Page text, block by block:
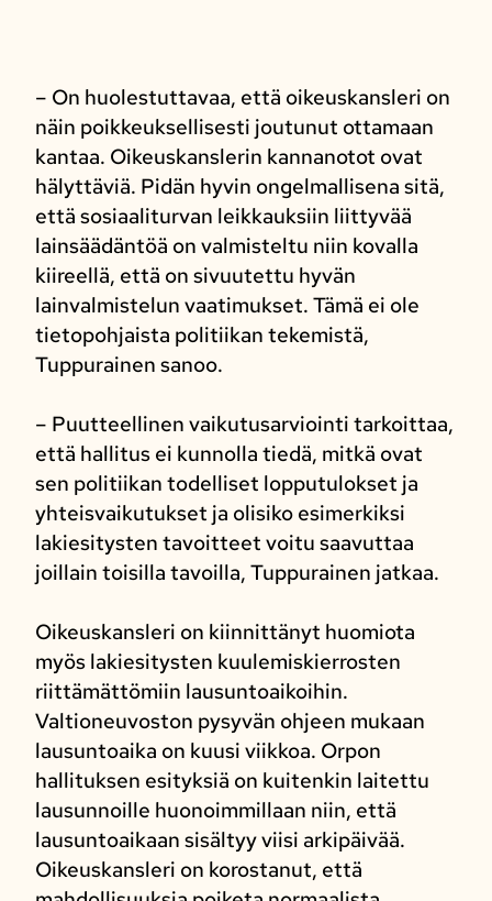
– On huolestuttavaa, että oikeuskansleri on
näin poikkeuksellisesti joutunut ottamaan
kantaa. Oikeuskanslerin kannanotot ovat
hälyttäviä. Pidän hyvin ongelmallisena sitä,
että sosiaaliturvan leikkauksiin liittyvää
lainsäädäntöä on valmisteltu niin kovalla
kiireellä, että on sivuutettu hyvän
lainvalmistelun vaatimukset. Tämä ei ole
tietopohjaista politiikan tekemistä,
Tuppurainen sanoo.
– Puutteellinen vaikutusarviointi tarkoittaa,
että hallitus ei kunnolla tiedä, mitkä ovat
sen politiikan todelliset lopputulokset ja
yhteisvaikutukset ja olisiko esimerkiksi
lakiesitysten tavoitteet voitu saavuttaa
joillain toisilla tavoilla, Tuppurainen jatkaa.
Oikeuskansleri on kiinnittänyt huomiota
myös lakiesitysten kuulemiskierrosten
riittämättömiin lausuntoaikoihin.
Valtioneuvoston pysyvän ohjeen mukaan
lausuntoaika on kuusi viikkoa. Orpon
hallituksen esityksiä on kuitenkin laitettu
lausunnoille huonoimmillaan niin, että
lausuntoaikaan sisältyy viisi arkipäivää.
Oikeuskansleri on korostanut, että